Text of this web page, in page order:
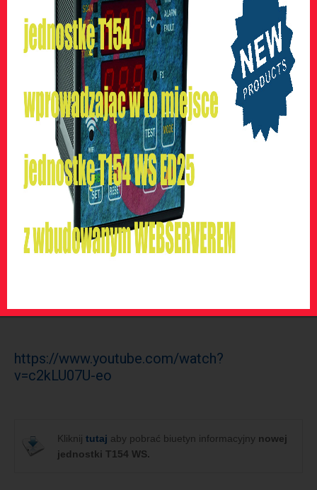
Na ekranie dziennika zdarzeń będzie można przeglądać i
eksportować, do pliku CSV wszystkie zarejestrowane zdarzenia,
do 1000 zdarzeń.
poniżej:
https://www.youtube.com/watch?
v=c2kLU07U-eo
Kliknij tutaj aby pobrać biuetyn informacyjny nowej
jednostki T154 WS.